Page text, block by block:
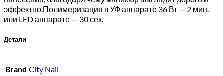
эффектно.Полимеризация в УФ аппарате 36 Вт — 2 мин.
или LED аппарате — 30 сек.
Детали
Brand City Nail